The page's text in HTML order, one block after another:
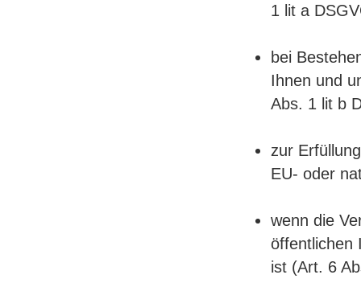
1 lit a
bei
Ihnen und
Abs. 1 lit b
zur
EU- oder
wenn die
öffentlichen
ist (Art. 6